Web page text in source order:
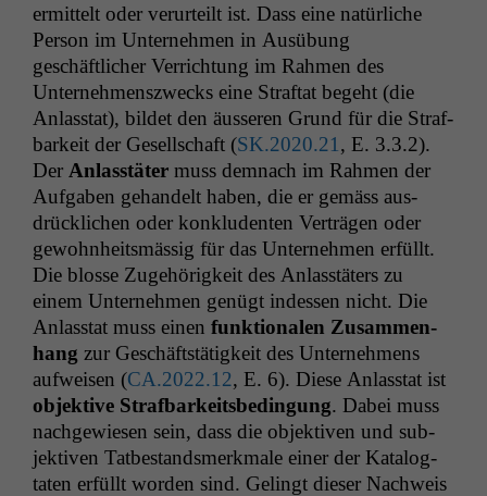
ermit­telt oder verurteilt ist. Dass eine natür­liche
Per­son im Unternehmen in Ausübung
geschäftlich­er Ver­rich­tung im Rah­men des
Unternehmen­szwecks eine Straftat bege­ht (die
Anlas­stat), bildet den äusseren Grund für die Straf­
barkeit der Gesellschaft (SK.2020.21 , E. 3.3.2).
Der Anlasstäter muss dem­nach im Rah­men der
Auf­gaben gehan­delt haben, die er gemäss aus­
drück­lichen oder kon­klu­den­ten Verträ­gen oder
gewohn­heitsmäs­sig für das Unternehmen erfüllt.
Die blosse Zuge­hörigkeit des Anlasstäters zu
einem Unternehmen genügt indessen nicht. Die
Anlas­stat muss einen funk­tionalen Zusam­men­
hang zur Geschäft­stätigkeit des Unternehmens
aufweisen (CA.2022.12, E. 6). Diese Anlas­stat ist
objek­tive Straf­barkeits­be­din­gung. Dabei muss
nachgewiesen sein, dass die objek­tiv­en und sub­
jek­tiv­en Tatbe­standsmerk­male ein­er der Kat­a­log­
tat­en erfüllt wor­den sind. Gelingt dieser Nach­weis